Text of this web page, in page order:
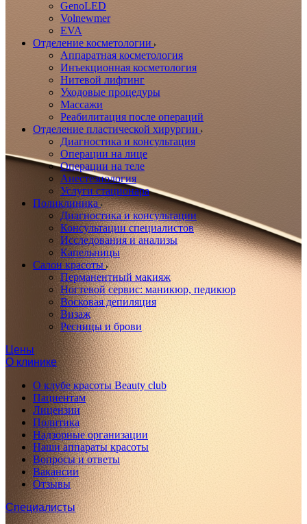
GenoLED
Volnewmer
EVA
Отделение косметологии
Аппаратная косметология
Инъекционная косметология
Нитевой лифтинг
Уходовые процедуры
Массажи
Реабилитация после операций
Отделение пластической хирургии
Диагностика и консультация
Операции на лице
Операции на теле
Анестезиология
Услуги стационара
Поликлиника
Диагностика и консультации
Консультации специалистов
Исследования и анализы
Капельницы
Салон красоты
Перманентный макияж
Ногтевой сервис: маникюр, педикюр
Восковая депиляция
Визаж
Ресницы и брови
Цены
О клинике
О клубе красоты Beauty club
Пациентам
Лицензии
Политика
Надзорные организации
Наши аппараты красоты
Вопросы и ответы
Вакансии
Отзывы
Специалисты